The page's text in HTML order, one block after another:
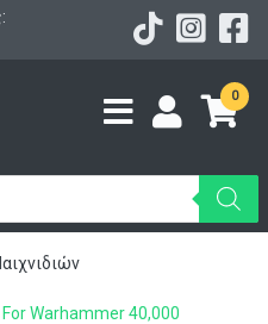
0
Warhammer 40,000